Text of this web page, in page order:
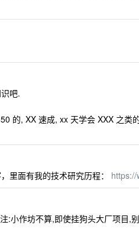
吧.
的, XX 速成, xx 天学会 XXX 之类
里面有我的技术研究历程：
:小作坊不算,即使挂狗头大厂项目,